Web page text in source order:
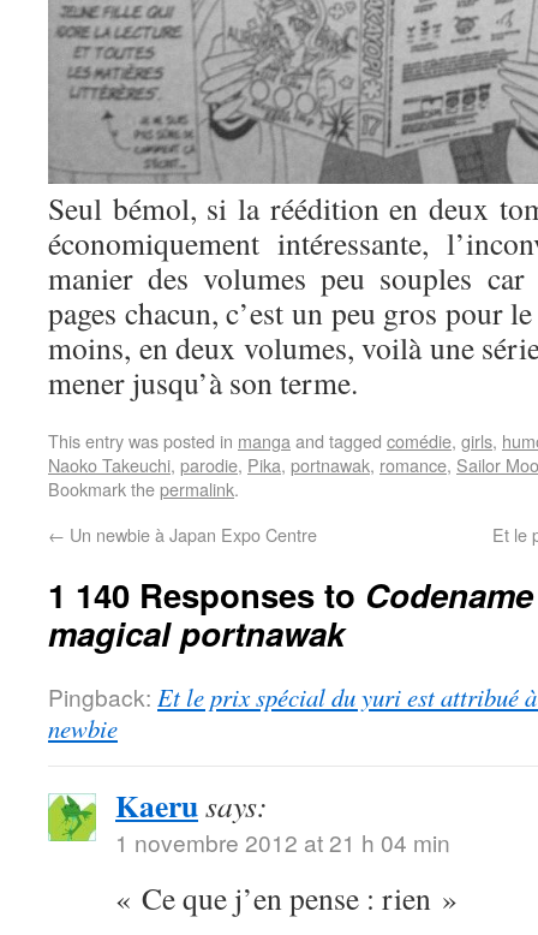
Seul bémol, si la réédition en deux
économiquement intéressante,
manier des volumes peu souples
pages chacun, c’est un peu gros pour
moins, en deux volumes, voilà une
mener jusqu’à son terme.
This entry was posted in mangaand tagged comédie, girls,
Naoko Takeuchi, parodie, Pika, portnawak, romance, Sailor
Bookmark thepermalink.
← Un newbie à Japan Expo Centre Et le
1 140 Responses to
magical portnawak
Pingback: Et le prix spécial du yuri est attribué
newbie
Kaerusays:
1 novembre 2012 at 21 h 04 min
« Ce que j’en pense : rien »